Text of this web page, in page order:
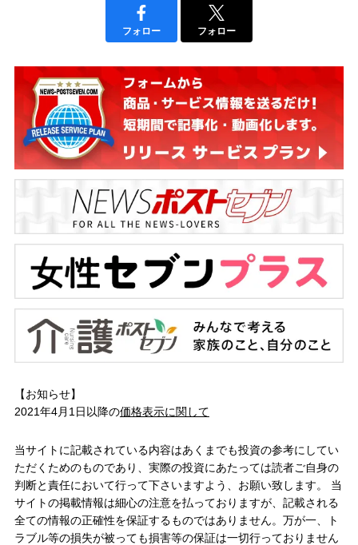
フォロー フォロー
【お知らせ】
2021年4月1日以降の価格表示に関して
当サイトに記載されている内容はあくまでも投資の参考にしてい
ただくためのものであり、実際の投資にあたっては読者ご自身の
判断と責任において行って下さいますよう、お願い致します。 当
サイトの掲載情報は細心の注意を払っておりますが、記載される
全ての情報の正確性を保証するものではありません。万が一、ト
ラブル等の損失が被っても損害等の保証は一切行っておりません